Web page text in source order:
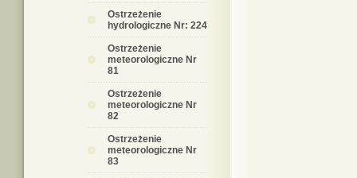
Ostrzeżenie
hydrologiczne Nr: 224
Ostrzeżenie
meteorologiczne Nr
81
Ostrzeżenie
meteorologiczne Nr
82
Ostrzeżenie
meteorologiczne Nr
83